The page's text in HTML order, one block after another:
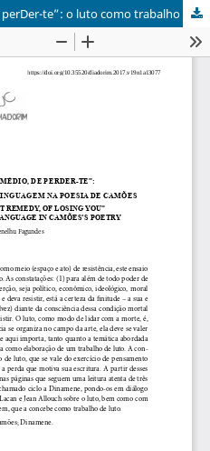
“Da mágoa, sem reméDio, De perDer-te”: o luto como trabalho Da linguagem na poesia De camões